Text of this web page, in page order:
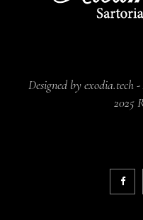
Designed by
2025